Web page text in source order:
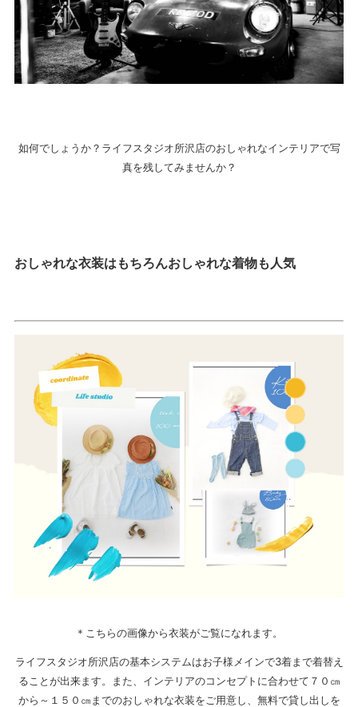
如何でしょうか？ライフスタジオ所沢店のおしゃれなインテリアで写
真を残してみませんか？
おしゃれな衣装はもちろんおしゃれな着物も人気
＊こちらの画像から衣装がご覧になれます。
ライフスタジオ所沢店の基本システムはお子様メインで3着まで着替え
ることが出来ます。また、インテリアのコンセプトに合わせて７０㎝
から～１５０㎝までのおしゃれな衣装をご用意し、無料で貸し出しを